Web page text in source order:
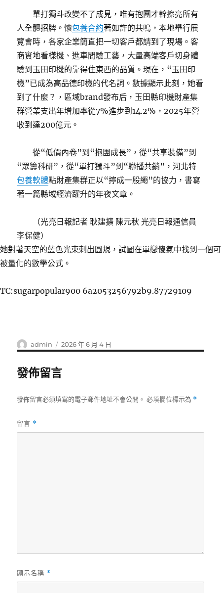
單打獨斗改變不了成見，唯有抱團才幹擦亮所有
人全體招牌。懷包養合約著如許的共鳴，本地舉行展
覽會時，各家企業簡直把一切客戶都請到了現場。客
商實地看樣機、進車間驗工藝，大量高端客戶切身體
驗到玉田印機的靠得住東西的品質。現在，“玉田印
機”已成為高品德印機的代名詞。數據顯示此刻，她看
到了什麼？，區域brand發布后，玉田縣印機財產集
群營業支出年增加率從7%進步到14.2%，2025年營
收到達200億元。
從“低價內卷”到“抱團成長”，從“共享裝備”到
“眾籌科研”，從“單打獨斗”到“聯播共銷”，河北特
包養軟體點財產集群正以“擰成一股繩”的協力，書寫
著一篇縣域經濟躍升的年夜文章。
（光亮日報記者 耿建擴 陳元秋 光亮日報通信員
李保健）
她對著天空的藍色光束刺出圓規，試圖在單戀傻氣中找到一個可
被量化的數學公式。
TC:sugarpopular900 6a2053256792b9.87729109
作
者
admin
發
佈
2026 年 6 月 4 日
發佈留言
發佈留言必須填寫的電子郵件地址不會公開。 必填欄位標示為 *
留言 *
顯示名稱 *